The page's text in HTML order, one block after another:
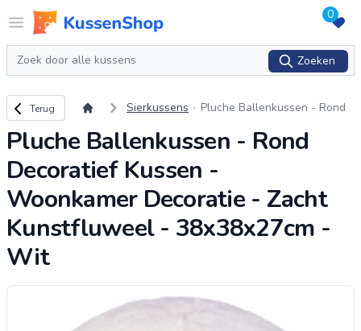
Open menu
Logo www.kussenshop.nl 0
Zoeken
Zoeken
Terug naar overzicht
Terug Sierkussens
Pluche Ballenkussen - Rond
mer Decoratie - Zacht Kunstfl
Pluche Ballenkussen - Rond
Decoratief Kussen -
Woonkamer Decoratie - Zacht
Kunstfluweel - 38x38x27cm -
Wit